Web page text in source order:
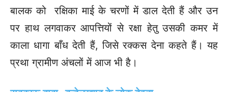
बालक को रक्षिका माई के चरणों में डाल देती हैं और उन
पर हाथ लगवाकर आपत्तियों से रक्षा हेतु उसकी कमर में
काला धागा बाँध देती हैं, जिसे रक्कस देना कहते हैं। यह
प्रथा ग्रामीण अंचलों में आज भी है।